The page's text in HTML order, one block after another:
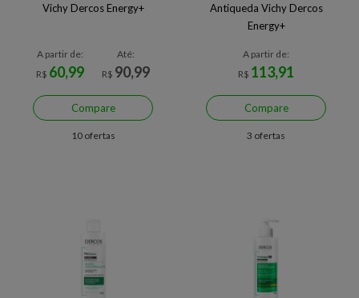
Vichy Dercos Energy+
A partir de:
R$ 60,99
Até:
R$ 90,99
Compare
10 ofertas
Antiqueda Vichy Dercos
Energy+
A partir de:
R$ 113,91
Compare
3 ofertas